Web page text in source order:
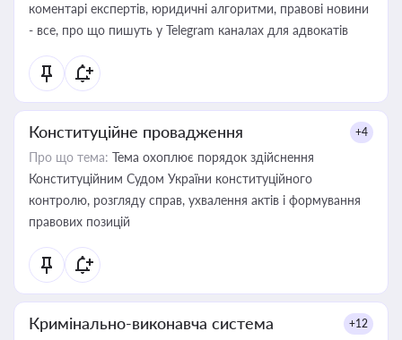
коментарі експертів, юридичні алгоритми, правові новини
- все, про що пишуть у Telegram каналах для адвокатів
Конституційне провадження +4
Про що тема: Тема охоплює порядок здійснення
Конституційним Судом України конституційного
контролю, розгляду справ, ухвалення актів і формування
правових позицій
Кримінально-виконавча система +12